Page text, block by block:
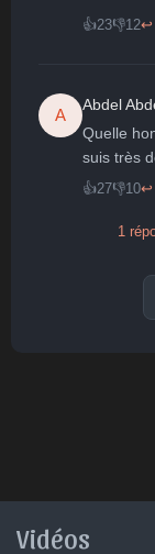
👍23👎12↩
A
Abdel
Quelle
suis très
👍27👎10↩
1
Vidéos